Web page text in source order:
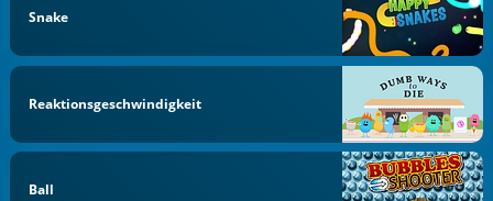
Snake
Reaktionsgeschwindigkeit
Ball